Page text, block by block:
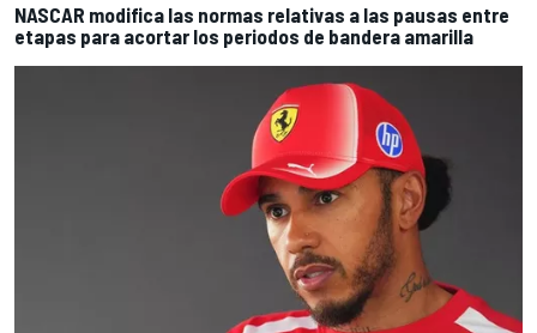
NASCAR modifica las normas relativas a las pausas entre
etapas para acortar los periodos de bandera amarilla